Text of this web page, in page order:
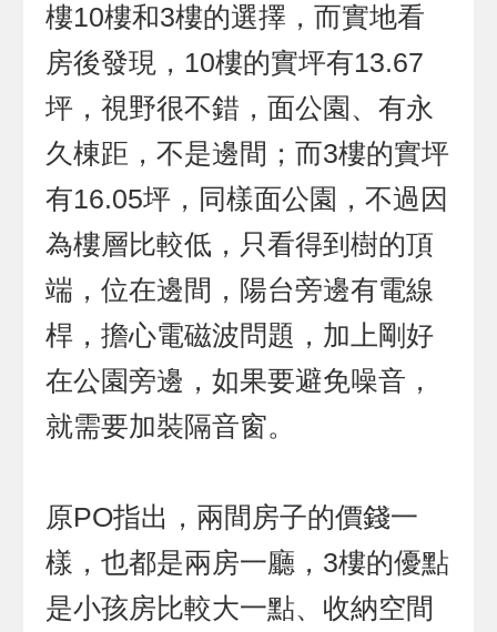
樓10樓和3樓的選擇，而實地看
房後發現，10樓的實坪有13.67
坪，視野很不錯，面公園、有永
久棟距，不是邊間；而3樓的實坪
有16.05坪，同樣面公園，不過因
為樓層比較低，只看得到樹的頂
端，位在邊間，陽台旁邊有電線
桿，擔心電磁波問題，加上剛好
在公園旁邊，如果要避免噪音，
就需要加裝隔音窗。
原PO指出，兩間房子的價錢一
樣，也都是兩房一廳，3樓的優點
是小孩房比較大一點、收納空間